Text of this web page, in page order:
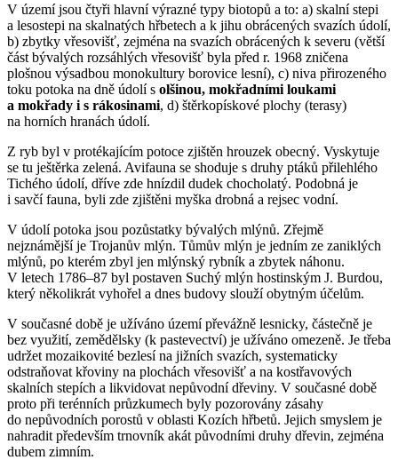
V území jsou čtyři hlavní výrazné typy biotopů a to: a) skalní stepi
a lesostepi na skalnatých hřbetech a k jihu obrácených svazích údolí,
b) zbytky vřesovišť, zejména na svazích obrácených k severu (větší
část bývalých rozsáhlých vřesovišť byla před r. 1968 zničena
plošnou výsadbou monokultury borovice lesní), c) niva přirozeného
toku potoka na dně údolí s olšinou, mokřadními loukami
a mokřady i s rákosinami, d) štěrkopískové plochy (terasy)
na horních hranách údolí.
Z ryb byl v protékajícím potoce zjištěn hrouzek obecný. Vyskytuje
se tu ještěrka zelená. Avifauna se shoduje s druhy ptáků přilehlého
Tichého údolí, dříve zde hnízdil dudek chocholatý. Podobná je
i savčí fauna, byli zde zjištěni myška drobná a rejsec vodní.
V údolí potoka jsou pozůstatky bývalých mlýnů. Zřejmě
nejznámější je Trojanův mlýn. Tůmův mlýn je jedním ze zaniklých
mlýnů, po kterém zbyl jen mlýnský rybník a zbytek náhonu.
V letech 1786–87 byl postaven Suchý mlýn hostinským J. Burdou,
který několikrát vyhořel a dnes budovy slouží obytným účelům.
V současné době je užíváno území převážně lesnicky, částečně je
bez využití, zemědělsky (k pastevectví) je užíváno omezeně. Je třeba
udržet mozaikovité bezlesí na jižních svazích, systematicky
odstraňovat křoviny na plochách vřesovišť a na kostřavových
skalních stepích a likvidovat nepůvodní dřeviny. V současné době
proto při terénních průzkumech byly pozorovány zásahy
do nepůvodních porostů v oblasti Kozích hřbetů. Jejich smyslem je
nahradit především trnovník akát původními druhy dřevin, zejména
dubem zimním.